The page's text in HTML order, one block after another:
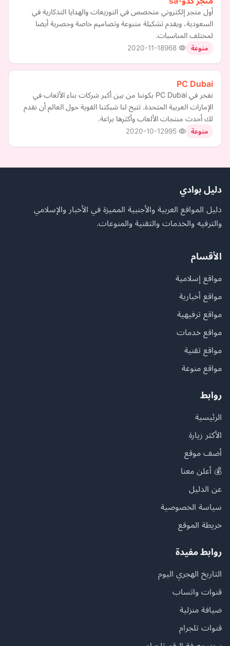
أول متجر إلكتروني متخصص في التوزيعات والهدايا التذكارية في
السعودية، ويقدم تشكيلة متنوعة وتصاميم خاصة وحصرية أيضا
لمختلف المناسبات.
منوعة 2020-11-18
PC Dubai
نفخر في PC Dubai بكوننا من بين أكبر شركات بناء الألعاب في
الإمارات العربية المتحدة. تتيح لنا شبكتنا القوية حول العالم أن نقدم
لك أحدث منتجات الألعاب وأكثرها براعة.
منوعة 2020-10-12
دليل بوادي
دليل المواقع العربية والأجنبية المميزة في الأخبار والإسلامي
والترفيه والخدمات والتقنية والمنوعات.
الأقسام
مواقع إسلامية
مواقع أخبارية
مواقع ترفيهية
مواقع خدمات
مواقع تقنية
مواقع منوعة
روابط
الرئيسية
الأكثر زيارة
أضف موقع
💰 أعلن معنا
عن الدليل
سياسة الخصوصية
خريطة الموقع
روابط مفيدة
التاريخ الهجري اليوم
قنوات واتساب
ضيافة منزلية
قنوات تلجرام